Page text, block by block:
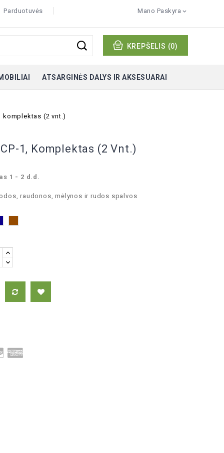
Mano Paskyra 
Parduotuvės
KREPŠELIS (0)
ATSARGINĖS DALYS IR AKSESUARAI
komplektas (2 vnt.)
1, Komplektas (2 Vnt.)
1 - 2 d.d.
raudonos, mėlynos ir rudos spalvos